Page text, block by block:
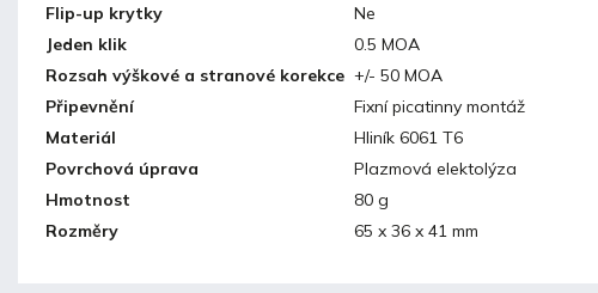
Flip-up krytky
Ne
Jeden klik
0.5 MOA
Rozsah výškové a stranové korekce +/- 50 MOA
Připevnění
Fixní picatinny montáž
Materiál
Hliník 6061 T6
Povrchová úprava
Plazmová elektolýza
Hmotnost
80 g
Rozměry
65 x 36 x 41 mm